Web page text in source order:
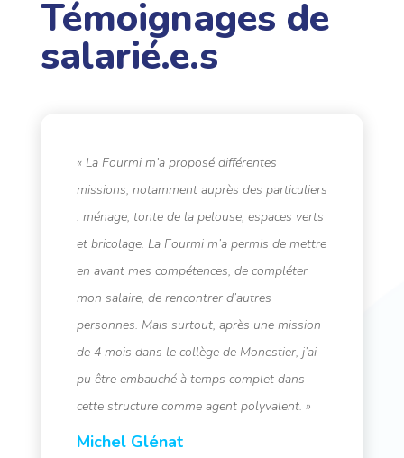
Témoignages de
salarié.e.s
« La Fourmi m’a proposé différentes
missions, notamment auprès des particuliers
: ménage, tonte de la pelouse, espaces verts
et bricolage. La Fourmi m’a permis de mettre
en avant mes compétences, de compléter
mon salaire, de rencontrer d’autres
personnes. Mais surtout, après une mission
de 4 mois dans le collège de Monestier, j’ai
pu être embauché à temps complet dans
cette structure comme agent polyvalent. »
Michel Glénat